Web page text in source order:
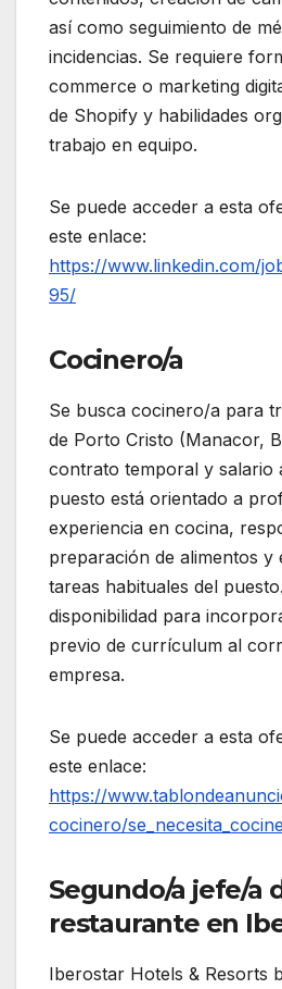
así como seguimiento de
incidencias. Se requiere
commerce o marketing
de Shopify y habilidades
trabajo en equipo.
Se puede acceder a esta
este enlace:
https://www.linkedin.com/
95/
Cocinero/a
Se busca cocinero/a para
de Porto Cristo (Manacor,
contrato temporal y salario
puesto está orientado a
experiencia en cocina,
preparación de alimentos y
tareas habituales del
disponibilidad para
previo de currículum al
empresa.
Se puede acceder a esta
este enlace:
https://
cocinero/
Segundo/a jefe/a
restaurante en
Iberostar Hotels & Resorts